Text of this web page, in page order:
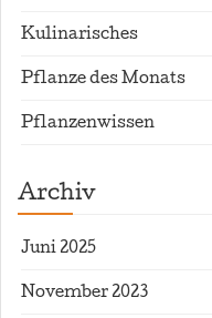
Kulinarisches
Pflanze des Monats
Pflanzenwissen
Archiv
Juni 2025
November 2023